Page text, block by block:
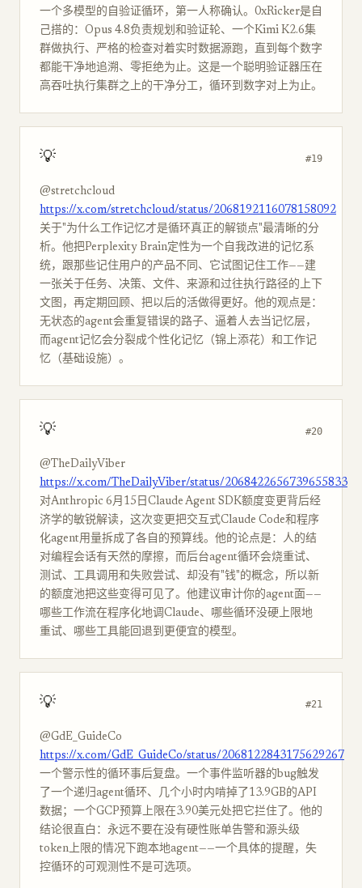
一个多模型的自验证循环，第一人称确认。0xRicker是自
己搭的：Opus 4.8负责规划和验证轮、一个Kimi K2.6集
群做执行、严格的检查对着实时数据源跑，直到每个数字
都能干净地追溯、零拒绝为止。这是一个聪明验证器压在
高吞吐执行集群之上的干净分工，循环到数字对上为止。
💡 #19
@stretchcloud
https://x.com/stretchcloud/status/2068192116078158092
关于"为什么工作记忆才是循环真正的解锁点"最清晰的分
析。他把Perplexity Brain定性为一个自我改进的记忆系
统，跟那些记住用户的产品不同、它试图记住工作——建
一张关于任务、决策、文件、来源和过往执行路径的上下
文图，再定期回顾、把以后的活做得更好。他的观点是：
无状态的agent会重复错误的路子、逼着人去当记忆层，
而agent记忆会分裂成个性化记忆（锦上添花）和工作记
忆（基础设施）。
💡 #20
@TheDailyViber
https://x.com/TheDailyViber/status/2068422656739655833
对Anthropic 6月15日Claude Agent SDK额度变更背后经
济学的敏锐解读，这次变更把交互式Claude Code和程序
化agent用量拆成了各自的预算线。他的论点是：人的结
对编程会话有天然的摩擦，而后台agent循环会烧重试、
测试、工具调用和失败尝试、却没有"钱"的概念，所以新
的额度池把这些变得可见了。他建议审计你的agent面——
哪些工作流在程序化地调Claude、哪些循环没硬上限地
重试、哪些工具能回退到更便宜的模型。
💡 #21
@GdE_GuideCo
https://x.com/GdE_GuideCo/status/2068122843175629267
一个警示性的循环事后复盘。一个事件监听器的bug触发
了一个递归agent循环、几个小时内啃掉了13.9GB的API
数据；一个GCP预算上限在3.90美元处把它拦住了。他的
结论很直白：永远不要在没有硬性账单告警和源头级
token上限的情况下跑本地agent——一个具体的提醒，失
控循环的可观测性不是可选项。